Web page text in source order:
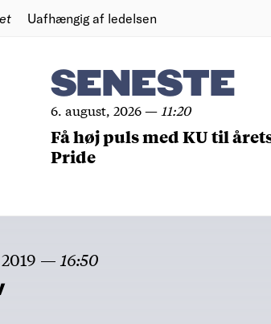
Uafhængig af ledelsen
SENESTE
6. august, 2026— 11:20
Få høj puls med KU til
Pride
— 16:50